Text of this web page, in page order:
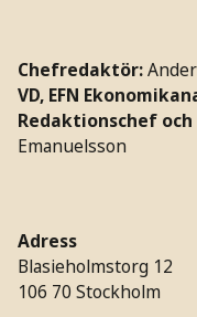
Chefredaktör:
VD, EFN
Redaktionschef
Emanuelsson
Adress
Blasieholmstorg 12
106 70 Stockholm